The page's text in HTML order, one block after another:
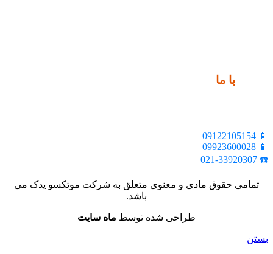
با ما
📱 09122105154
📱 09923600028
☎️ 021-33920307
تمامی حقوق مادی و معنوی متعلق به شرکت موتکسو یدک می
باشد.
طراحی شده توسط ماه سایت
بستن